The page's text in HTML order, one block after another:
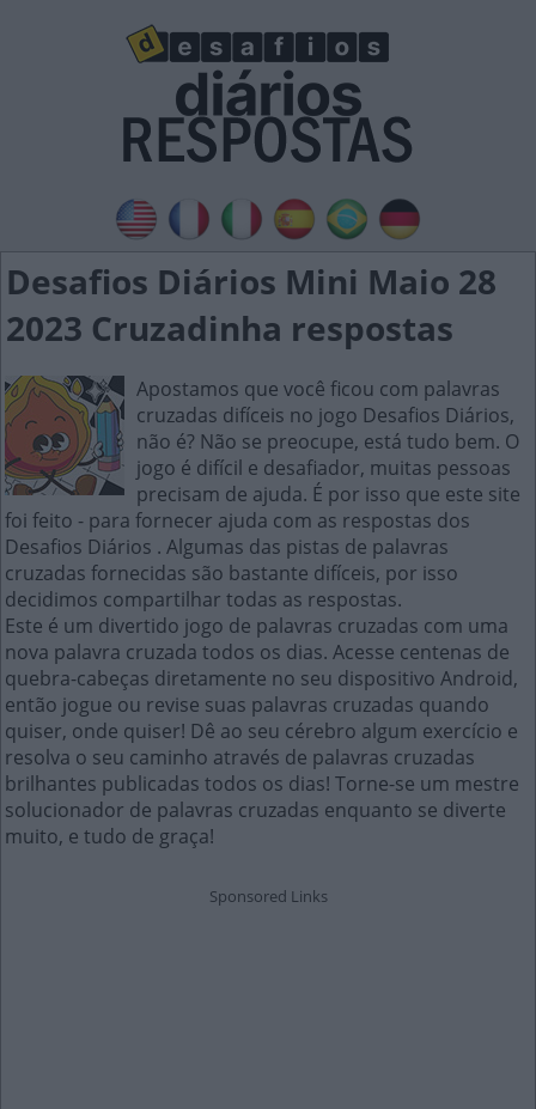
Desafios Diários Mini Maio 28
2023 Cruzadinha respostas
Apostamos que você ficou com palavras
cruzadas difíceis no jogo Desafios Diários,
não é? Não se preocupe, está tudo bem. O
jogo é difícil e desafiador, muitas pessoas
precisam de ajuda. É por isso que este site
foi feito - para fornecer ajuda com as respostas dos
Desafios Diários . Algumas das pistas de palavras
cruzadas fornecidas são bastante difíceis, por isso
decidimos compartilhar todas as respostas.
Este é um divertido jogo de palavras cruzadas com uma
nova palavra cruzada todos os dias. Acesse centenas de
quebra-cabeças diretamente no seu dispositivo Android,
então jogue ou revise suas palavras cruzadas quando
quiser, onde quiser! Dê ao seu cérebro algum exercício e
resolva o seu caminho através de palavras cruzadas
brilhantes publicadas todos os dias! Torne-se um mestre
solucionador de palavras cruzadas enquanto se diverte
muito, e tudo de graça!